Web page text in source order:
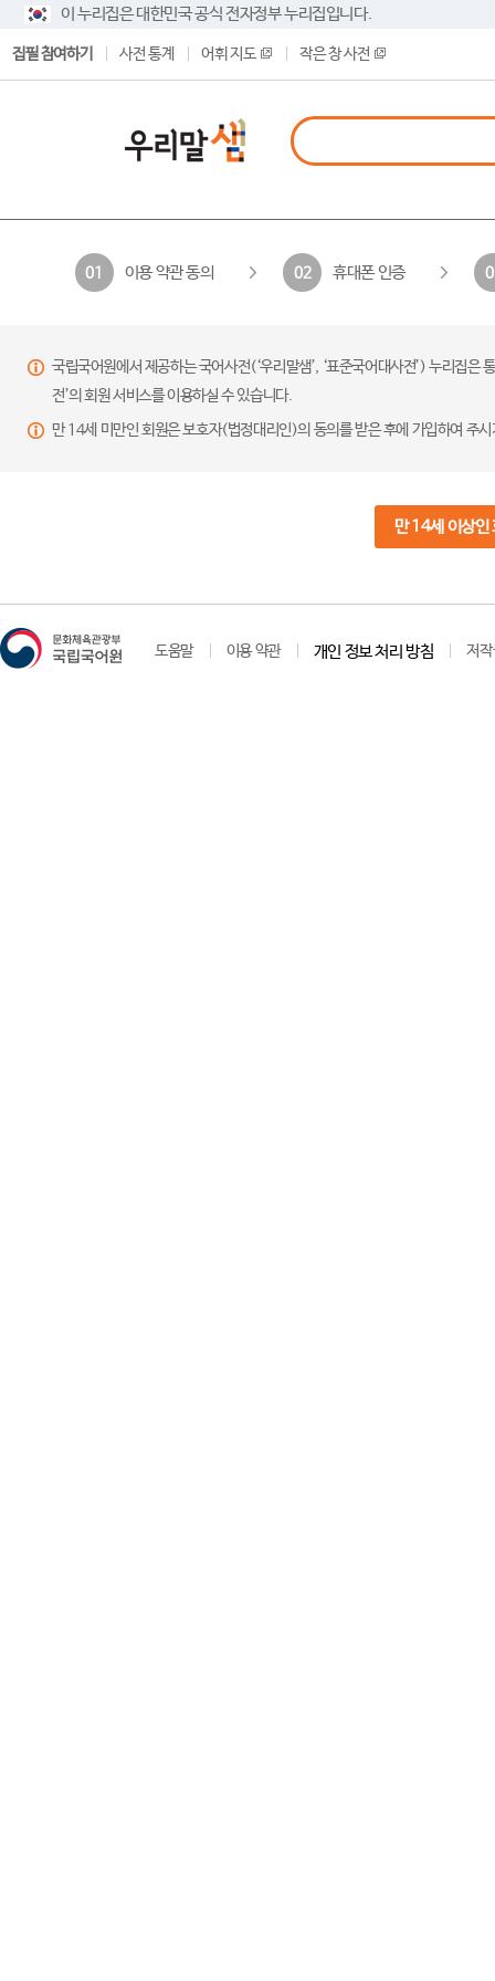
이 누리집은 대한민국 공식 전자정부 누리집입니다.
집필 참여하기 사전 통계 어휘 지도 작은 창 사전
01 이용 약관 동의 02 휴대폰 인증
국립국어원에서 제공하는 국어사전(‘우리말샘’, ‘표준국어대사전’) 누리집
전’의 회원 서비스를 이용하실 수 있습니다.
만 14세 미만인 회원은 보호자(법정대리인)의 동의를 받은 후에 가입하여 주
만 14세 이상인
도움말 이용 약관 개인 정보 처리 방침 저